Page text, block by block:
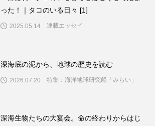
った！｜タコのいる日々 [1]
2025.05.14 連載エッセイ
深海底の泥から、地球の歴史を読む
2026.07.20 特集：海洋地球研究船「みらい」
深海生物たちの大宴会。命の終わりからはじ